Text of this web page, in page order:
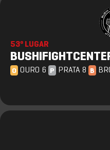
53º LUGAR
O OURO 6 P PRATA 8 B